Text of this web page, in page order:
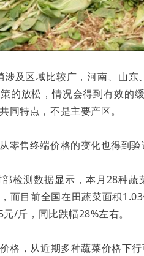
涉及区域比较广，河南、山
的放松，情况会得到有效的
同特点，不是主要产区。
零售终端价格的变化也得到验
检测数据显示，本月28种
而目前全国在田蔬菜面积
/斤，同比跌幅28%左右。
格，从近期多种蔬菜价格下